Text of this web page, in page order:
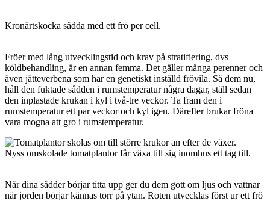
Kronärtskocka sådda med ett frö per cell.
Fröer med lång utvecklingstid och krav på stratifiering, dvs
köldbehandling, är en annan femma. Det gäller många perenner och
även jätteverbena som har en genetiskt inställd frövila. Så dem nu,
håll den fuktade sådden i rumstemperatur några dagar, ställ sedan
den inplastade krukan i kyl i två-tre veckor. Ta fram den i
rumstemperatur ett par veckor och kyl igen. Därefter brukar fröna
vara mogna att gro i rumstemperatur.
Nyss omskolade tomatplantor får växa till sig inomhus ett tag till.
När dina sådder börjar titta upp ger du dem gott om ljus och vattnar
när jorden börjar kännas torr på ytan. Roten utvecklas först ur ett frö